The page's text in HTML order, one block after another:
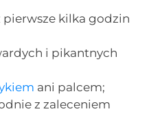
pierwsze kilka godzin
i pikantnych
ani palcem;
z zaleceniem